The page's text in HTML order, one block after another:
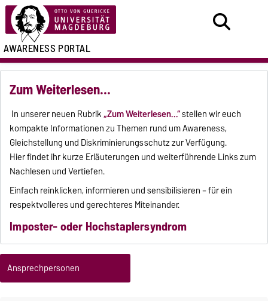
AWARENESS PORTAL
Zum Weiterlesen...
In unserer neuen Rubrik„Zum Weiterlesen...“stellen wir euch
kompakte Informationen zu Themen rund um Awareness,
Gleichstellung und Diskriminierungsschutz zur Verfügung.
Hier findet ihr kurze Erläuterungen und weiterführende Links zum
Nachlesen und Vertiefen.
Einfach reinklicken, informieren und sensibilisieren – für ein
respektvolleres und gerechteres Miteinander.
Imposter- oder Hochstaplersyndrom
Ansprechpersonen